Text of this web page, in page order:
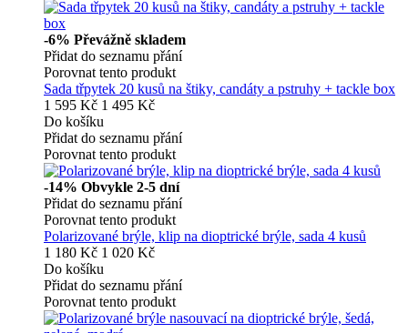
-6% Převážně skladem
Přidat do seznamu přání
Porovnat tento produkt
Sada třpytek 20 kusů na štiky, candáty a pstruhy + tackle box
1 595 Kč 1 495 Kč
Do košíku
Přidat do seznamu přání
Porovnat tento produkt
-14% Obvykle 2-5 dní
Přidat do seznamu přání
Porovnat tento produkt
Polarizované brýle, klip na dioptrické brýle, sada 4 kusů
1 180 Kč 1 020 Kč
Do košíku
Přidat do seznamu přání
Porovnat tento produkt